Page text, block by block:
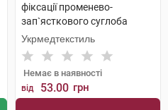
фіксації променево-
зап`ясткового суглоба
розмір 1 (15-16 см) 1 шт
Укрмедтекстиль
Немає в наявності
від 53.00 грн